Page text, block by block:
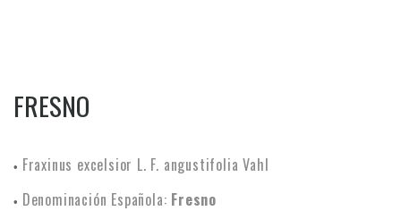
FRESNO
• Fraxinus excelsior L. F. angustifolia Vahl
• Denominación Española: Fresno